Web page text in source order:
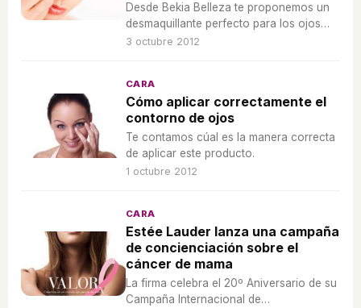
Desde Bekia Belleza te proponemos un
desmaquillante perfecto para los ojos
sensibles.
3 octubre 2012
CARA
Cómo aplicar correctamente el
contorno de ojos
Te contamos cúal es la manera correcta
de aplicar este producto.
1 octubre 2012
CARA
Estée Lauder lanza una campaña
de concienciación sobre el
cáncer de mama
La firma celebra el 20º Aniversario de su
Campaña Internacional de